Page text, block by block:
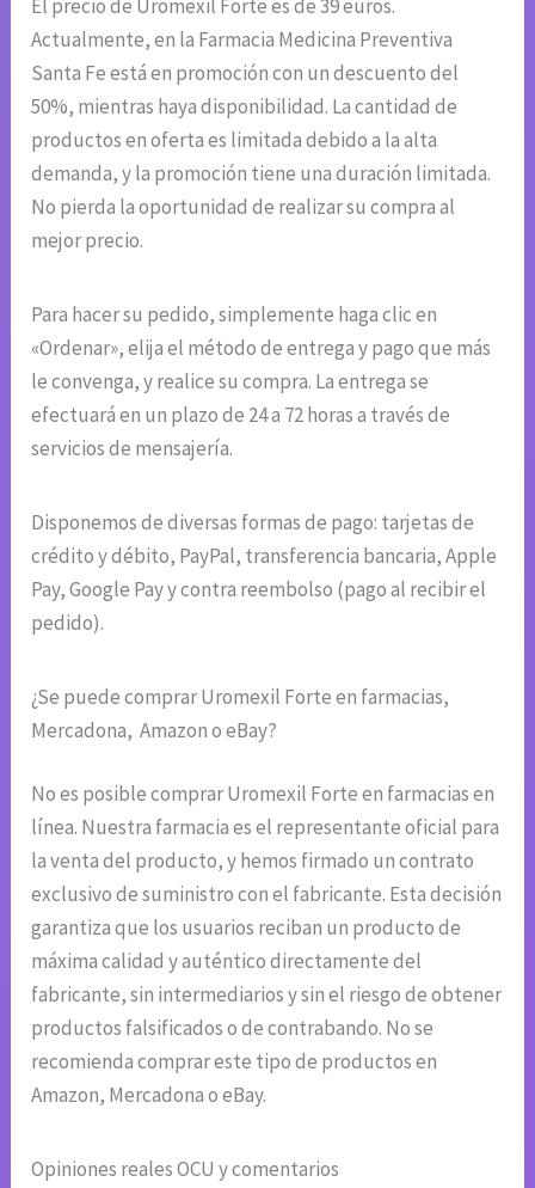
El precio de Uromexil Forte es de 39 euros.
Actualmente, en la Farmacia Medicina Preventiva
Santa Fe está en promoción con un descuento del
50%, mientras haya disponibilidad. La cantidad de
productos en oferta es limitada debido a la alta
demanda, y la promoción tiene una duración limitada.
No pierda la oportunidad de realizar su compra al
mejor precio.
Para hacer su pedido, simplemente haga clic en
«Ordenar», elija el método de entrega y pago que más
le convenga, y realice su compra. La entrega se
efectuará en un plazo de 24 a 72 horas a través de
servicios de mensajería.
Disponemos de diversas formas de pago: tarjetas de
crédito y débito, PayPal, transferencia bancaria, Apple
Pay, Google Pay y contra reembolso (pago al recibir el
pedido).
¿Se puede comprar Uromexil Forte en farmacias,
Mercadona, Amazon o eBay?
No es posible comprar Uromexil Forte en farmacias en
línea. Nuestra farmacia es el representante oficial para
la venta del producto, y hemos firmado un contrato
exclusivo de suministro con el fabricante. Esta decisión
garantiza que los usuarios reciban un producto de
máxima calidad y auténtico directamente del
fabricante, sin intermediarios y sin el riesgo de obtener
productos falsificados o de contrabando. No se
recomienda comprar este tipo de productos en
Amazon, Mercadona o eBay.
Opiniones reales OCU y comentarios